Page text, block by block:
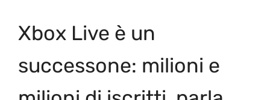
Xbox Live è un
successone: milioni e